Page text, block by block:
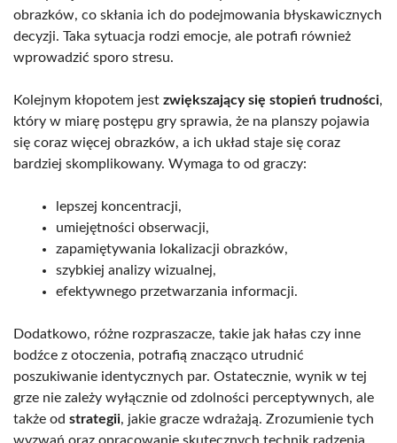
obrazków, co skłania ich do podejmowania błyskawicznych
decyzji. Taka sytuacja rodzi emocje, ale potrafi również
wprowadzić sporo stresu.
Kolejnym kłopotem jest zwiększający się stopień trudności,
który w miarę postępu gry sprawia, że na planszy pojawia
się coraz więcej obrazków, a ich układ staje się coraz
bardziej skomplikowany. Wymaga to od graczy:
lepszej koncentracji,
umiejętności obserwacji,
zapamiętywania lokalizacji obrazków,
szybkiej analizy wizualnej,
efektywnego przetwarzania informacji.
Dodatkowo, różne rozpraszacze, takie jak hałas czy inne
bodźce z otoczenia, potrafią znacząco utrudnić
poszukiwanie identycznych par. Ostatecznie, wynik w tej
grze nie zależy wyłącznie od zdolności perceptywnych, ale
także od strategii, jakie gracze wdrażają. Zrozumienie tych